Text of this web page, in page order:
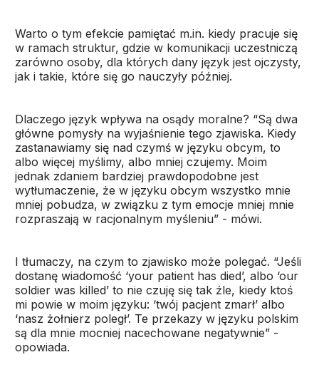
Warto o tym efekcie pamiętać m.in. kiedy pracuje się
w ramach struktur, gdzie w komunikacji uczestniczą
zarówno osoby, dla których dany język jest ojczysty,
jak i takie, które się go nauczyły później.
Dlaczego język wpływa na osądy moralne? “Są dwa
główne pomysły na wyjaśnienie tego zjawiska. Kiedy
zastanawiamy się nad czymś w języku obcym, to
albo więcej myślimy, albo mniej czujemy. Moim
jednak zdaniem bardziej prawdopodobne jest
wytłumaczenie, że w języku obcym wszystko mnie
mniej pobudza, w związku z tym emocje mniej mnie
rozpraszają w racjonalnym myśleniu” - mówi.
I tłumaczy, na czym to zjawisko może polegać. “Jeśli
dostanę wiadomość ‘your patient has died’, albo ‘our
soldier was killed’ to nie czuję się tak źle, kiedy ktoś
mi powie w moim języku: ‘twój pacjent zmarł’ albo
‘nasz żołnierz poległ’. Te przekazy w języku polskim
są dla mnie mocniej nacechowane negatywnie” -
opowiada.